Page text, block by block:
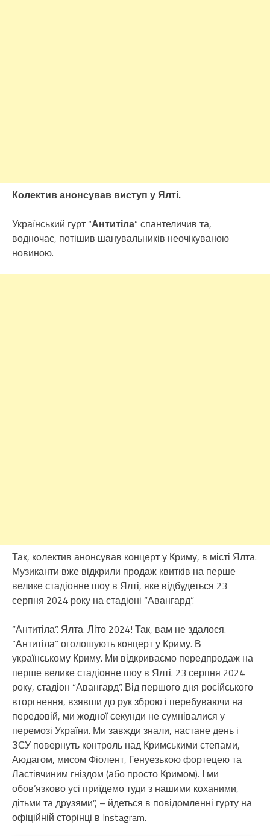
Колектив анонсував виступ у Ялті.
Український гурт “Антитіла” спантеличив та,
водночас, потішив шанувальників неочікуваною
новиною.
Так, колектив анонсував концерт у Криму, в місті Ялта.
Музиканти вже відкрили продаж квитків на перше
велике стадіонне шоу в Ялті, яке відбудеться 23
серпня 2024 року на стадіоні “Авангард”.
“Антитіла”. Ялта. Літо 2024! Так, вам не здалося.
“Антитіла” оголошують концерт у Криму. В
українському Криму. Ми відкриваємо передпродаж на
перше велике стадіонне шоу в Ялті. 23 серпня 2024
року, стадіон “Авангард”. Від першого дня російського
вторгнення, взявши до рук зброю і перебуваючи на
передовій, ми жодної секунди не сумнівалися у
перемозі України. Ми завжди знали, настане день і
ЗСУ повернуть контроль над Кримськими степами,
Аюдагом, мисом Фіолент, Генуезькою фортецею та
Ластівчиним гніздом (або просто Кримом). І ми
обов’язково усі приїдемо туди з нашими коханими,
дітьми та друзями”, – йдеться в повідомленні гурту на
офіційній сторінці в Instagram.